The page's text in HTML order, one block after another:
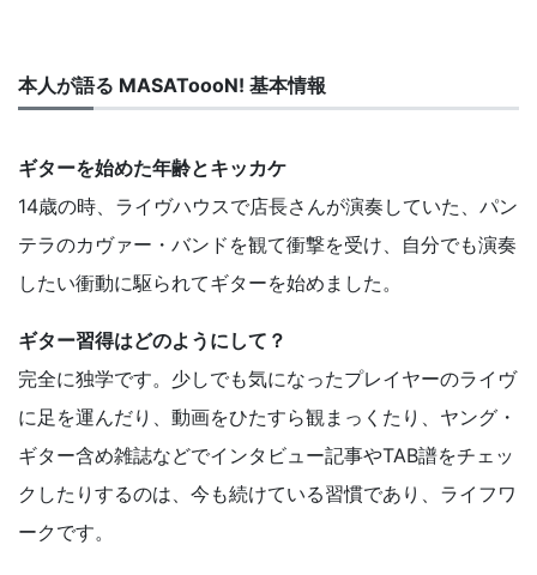
本人が語る MASAToooN! 基本情報
ギターを始めた年齢とキッカケ
14歳の時、ライヴハウスで店長さんが演奏していた、パン
テラのカヴァー・バンドを観て衝撃を受け、自分でも演奏
したい衝動に駆られてギターを始めました。
ギター習得はどのようにして？
完全に独学です。少しでも気になったプレイヤーのライヴ
に足を運んだり、動画をひたすら観まっくたり、ヤング・
ギター含め雑誌などでインタビュー記事やTAB譜をチェッ
クしたりするのは、今も続けている習慣であり、ライフワ
ークです。